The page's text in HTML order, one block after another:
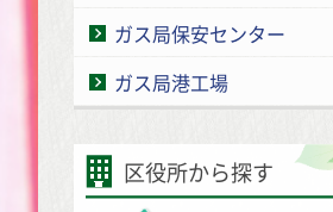
ガス局保安センター
ガス局港工場
区役所から探す